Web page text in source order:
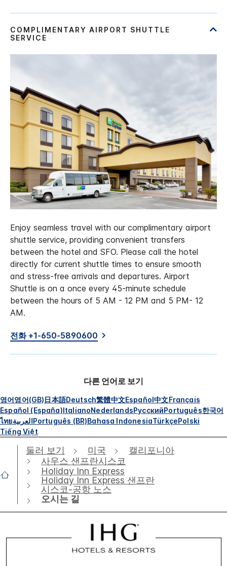
Enjoy seamless travel with our complimentary airport
shuttle service, providing convenient transfers
between the hotel and SFO. Please call the hotel
directly for current shuttle times to ensure smooth
and stress-free arrivals and departures. Airport
Shuttle is on a once every 45-minute schedule
between the hours of 5 AM - 12 PM and 5 PM- 12
AM.
전화 +1-650-5890600
다른 언어로 보기
영어영어(GB)日本語Deutsch繁體中文Español中文Français
Español (España)ItalianoNederlandsРусскийPortuguês한국어
ไทยالعربيةPortuguês (BR)Bahasa IndonesiaTürkçePolski
Tiếng Việt
둘러 보기 미국
캘리포니아
사우스 샌프란시스코
Holiday Inn Express
Holiday Inn Express 샌프란
시스코-공항 노스
오시는 길